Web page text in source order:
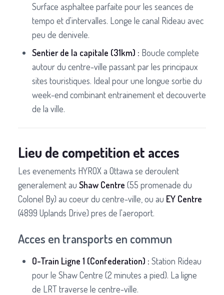
Surface asphaltee parfaite pour les seances de
tempo et d'intervalles. Longe le canal Rideau avec
peu de denivele.
Sentier de la capitale (31km) : Boucle complete
autour du centre-ville passant par les principaux
sites touristiques. Ideal pour une longue sortie du
week-end combinant entrainement et decouverte
de la ville.
Lieu de competition et acces
Les evenements HYROX a Ottawa se deroulent
generalement au Shaw Centre (55 promenade du
Colonel By) au coeur du centre-ville, ou au EY Centre
(4899 Uplands Drive) pres de l'aeroport.
Acces en transports en commun
O-Train Ligne 1 (Confederation) : Station Rideau
pour le Shaw Centre (2 minutes a pied). La ligne
de LRT traverse le centre-ville.